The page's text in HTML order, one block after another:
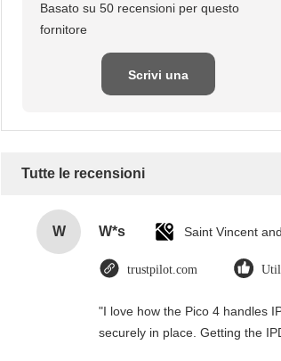
Basato su 50 recensioni per questo
fornitore
Scrivi una
Tutte le recensioni
W W*s
trustpilot.com
"I love how the Pico 4 handles
securely in place. Getting the